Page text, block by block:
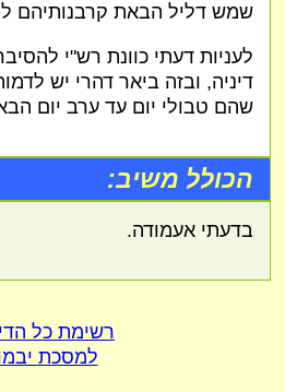
שמש דליל הבאת קרבנותיהם
לעניות דעתי כוונת רש"י להסיבר
דיניה, ובזה ביאר דהרי יש
שהם טבולי יום עד ערב יום
הכולל משיב:
בדעתי אעמודה.
רשימת כל
למסכת